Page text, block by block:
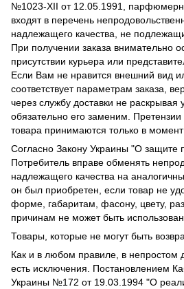
№1023-XII от 12.05.1991,
входят в перечень
надлежащего качества, не
При получении заказа внимательно
присутствии курьера или
Если Вам не нравится внешний вид
соответствует параметрам заказа,
через службу доставки не раскрывая
обязательно его заменим.
товара принимаются только в момент
Согласно Закону Украины "О защите
Потребитель вправе обменять
надлежащего качества на
он был приобретен, если товар не
форме, габаритам, фасону, цвету,
причинам не может быть
Товары, которые не могут быть
Как и в любом правиле, в непростом
есть исключения. Постановлением
Украины №172 от 19.03.1994 "О